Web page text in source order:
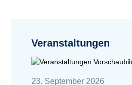
Veranstaltungen
23. September 2026